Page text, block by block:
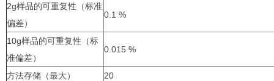
2g样品的可重复性（标准
偏差）
0.1 %
10g样品的可重复性（标
准偏差）
0.015 %
方法存储（最大）
20